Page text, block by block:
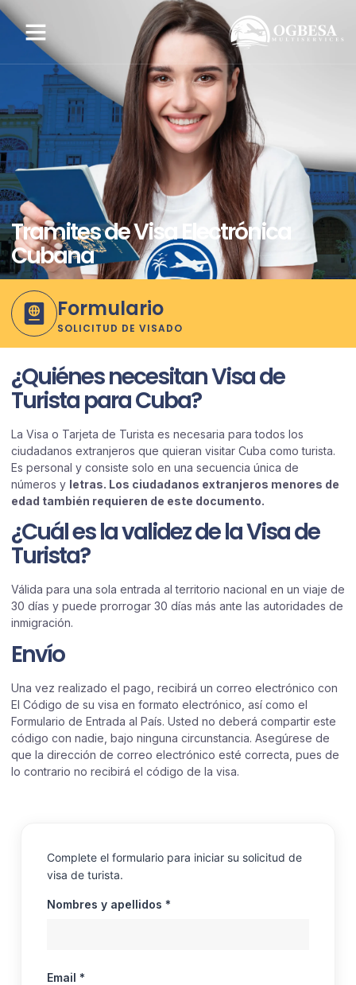
Tramites de Visa Electrónica
Cubana
Formulario
SOLICITUD DE VISADO
¿Quiénes necesitan Visa de
Turista para Cuba?
La Visa o Tarjeta de Turista es necesaria para todos los
ciudadanos extranjeros que quieran visitar Cuba como turista.
Es personal y consiste solo en una secuencia única de
números y letras. Los ciudadanos extranjeros menores de
edad también requieren de este documento.
¿Cuál es la validez de la Visa de
Turista?
Válida para una sola entrada al territorio nacional en un viaje de
30 días y puede prorrogar 30 días más ante las autoridades de
inmigración.
Envío
Una vez realizado el pago, recibirá un correo electrónico con
El Código de su visa en formato electrónico, así como el
Formulario de Entrada al País. Usted no deberá compartir este
código con nadie, bajo ninguna circunstancia. Asegúrese de
que la dirección de correo electrónico esté correcta, pues de
lo contrario no recibirá el código de la visa.
Complete el formulario para iniciar su solicitud de
visa de turista.
Nombres y apellidos *
Email *